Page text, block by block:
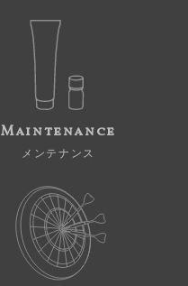
Maintenance
メンテナンス